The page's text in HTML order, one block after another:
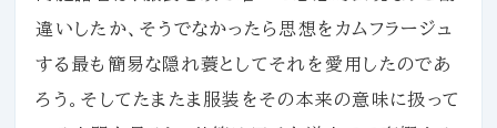
違いしたか、そうでなかったら思想をカムフラージュ
する最も簡易な隠れ蓑としてそれを愛用したのであ
ろう。そしてたまたま服装をその本来の意味に扱って